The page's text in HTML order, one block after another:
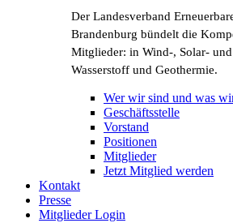
Der Landesverband
Brandenburg bündelt die
Mitglieder: in Wind-, Solar-
Wasserstoff und Geothermie.
Wer wir sind und was
Geschäftsstelle
Vorstand
Positionen
Mitglieder
Jetzt Mitglied werden
Kontakt
Presse
Mitglieder Login